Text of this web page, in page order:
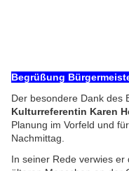
Begrüßung
Der besondere Dank des
Kulturreferentin Karen
Planung im Vorfeld und
Nachmittag.
In seiner Rede verwies